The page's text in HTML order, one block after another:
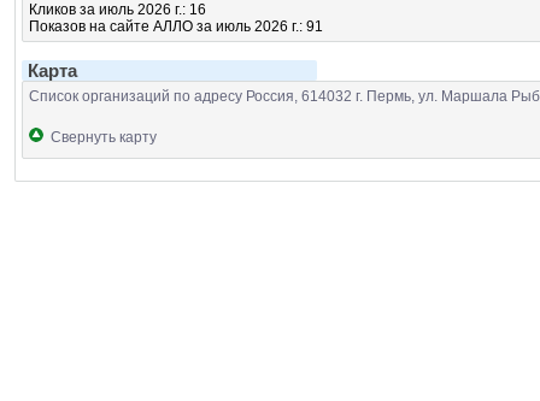
Кликов за июль 2026 г.: 16
Показов на сайте АЛЛО за июль 2026 г.: 91
Карта
Список организаций по адресу Россия, 614032 г. Пермь, ул. Маршала
Свернуть карту